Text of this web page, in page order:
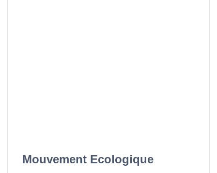
Mouvement Ecologique